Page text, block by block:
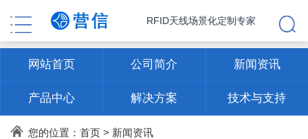
RFID天线场景化定制专家
网站首页 公司简介 新闻资讯
产品中心 解决方案 技术与支持
联系方式
您的位置： 首页> 新闻资讯